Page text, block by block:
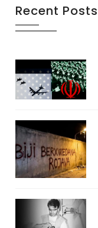
Recent Posts